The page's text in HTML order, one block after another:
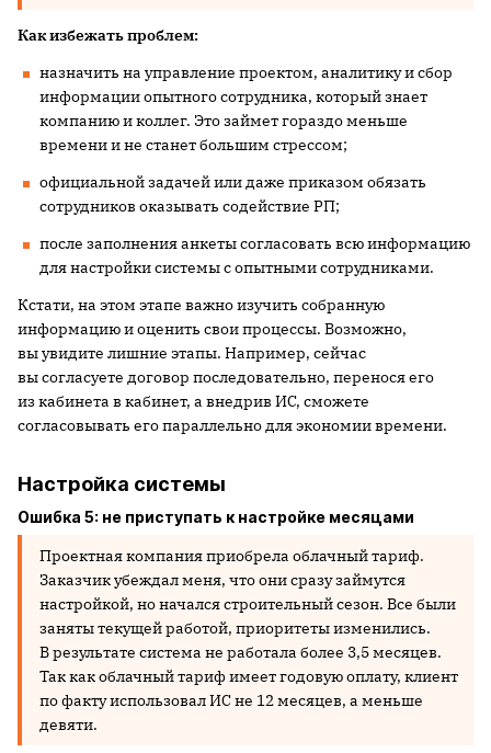
Как избежать проблем:
назначить на управление проектом, аналитику и сбор
информации опытного сотрудника, который знает
компанию и коллег. Это займет гораздо меньше
времени и не станет большим стрессом;
официальной задачей или даже приказом обязать
сотрудников оказывать содействие РП;
после заполнения анкеты согласовать всю информацию
для настройки системы с опытными сотрудниками.
Кстати, на этом этапе важно изучить собранную
информацию и оценить свои процессы. Возможно,
вы увидите лишние этапы. Например, сейчас
вы согласуете договор последовательно, перенося его
из кабинета в кабинет, а внедрив ИС, сможете
согласовывать его параллельно для экономии времени.
Настройка системы
Ошибка 5: не приступать к настройке месяцами
Проектная компания приобрела облачный тариф.
Заказчик убеждал меня, что они сразу займутся
настройкой, но начался строительный сезон. Все были
заняты текущей работой, приоритеты изменились.
В результате система не работала более 3,5 месяцев.
Так как облачный тариф имеет годовую оплату, клиент
по факту использовал ИС не 12 месяцев, а меньше
девяти.